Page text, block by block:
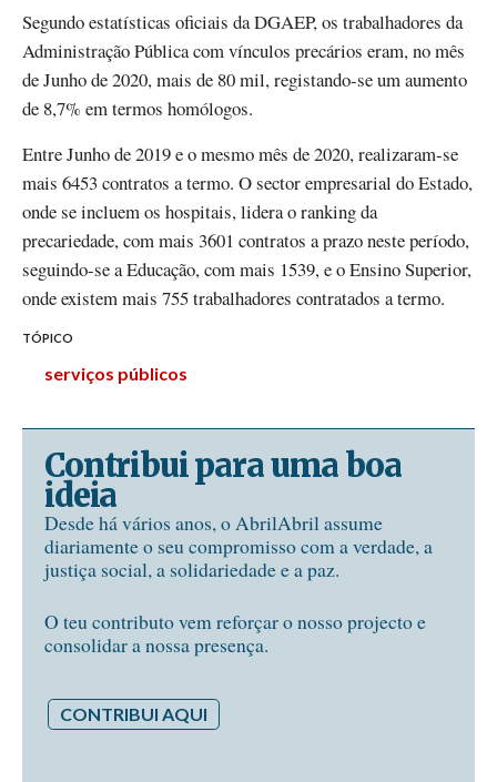
Segundo estatísticas oficiais da DGAEP, os trabalhadores da
Administração Pública com vínculos precários eram, no mês
de Junho de 2020, mais de 80 mil, registando-se um aumento
de 8,7% em termos homólogos.
Entre Junho de 2019 e o mesmo mês de 2020, realizaram-se
mais 6453 contratos a termo. O sector empresarial do Estado,
onde se incluem os hospitais, lidera o ranking da
precariedade, com mais 3601 contratos a prazo neste período,
seguindo-se a Educação, com mais 1539, e o Ensino Superior,
onde existem mais 755 trabalhadores contratados a termo.
TÓPICO
serviços públicos
Contribui para uma boa
ideia
Desde há vários anos, o AbrilAbril assume
diariamente o seu compromisso com a verdade, a
justiça social, a solidariedade e a paz.
O teu contributo vem reforçar o nosso projecto e
consolidar a nossa presença.
CONTRIBUI AQUI